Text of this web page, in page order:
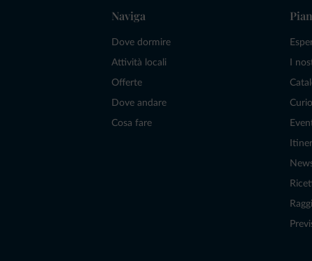
Naviga
Dove dormire
Attività locali
Offerte
Dove andare
Cosa fare
I